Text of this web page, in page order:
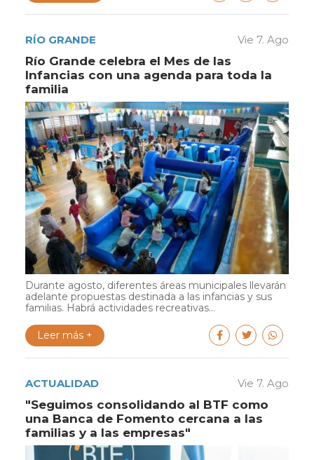
RÍO GRANDE Vie 7. Ago
Río Grande celebra el Mes de las
Infancias con una agenda para toda la
familia
Durante agosto, diferentes áreas municipales llevarán
adelante propuestas destinada a las infancias y sus
familias. Habrá actividades recreativas...
Leer más +
ACTUALIDAD Vie 7. Ago
"Seguimos consolidando al BTF como
una Banca de Fomento cercana a las
familias y a las empresas"